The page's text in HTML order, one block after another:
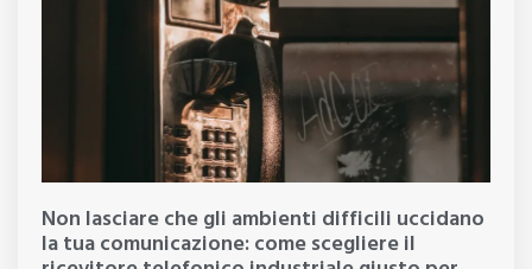
Non lasciare che gli ambienti difficili uccidano
la tua comunicazione: come scegliere il